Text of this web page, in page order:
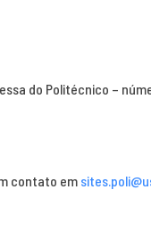
do Politécnico –
contato em